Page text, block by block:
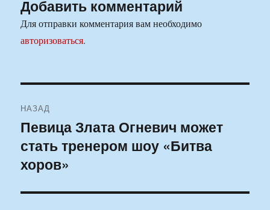
Добавить комментарий
Для отправки комментария вам необходимо
авторизоваться.
по
записям
НАЗАД
Предыдущая
запись:
Певица Злата Огневич может
стать тренером шоу «Битва
хоров»